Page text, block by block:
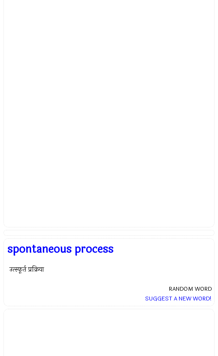
spontaneous process
उत्स्फूर्त प्रक्रिया
RANDOM WORD
SUGGEST A NEW WORD!